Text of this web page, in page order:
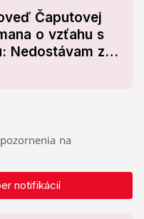
Čaputovej
o vzťahu s
Nedostávam za
na
notifikácií